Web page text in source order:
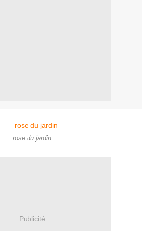
rose du jardin
Publicité